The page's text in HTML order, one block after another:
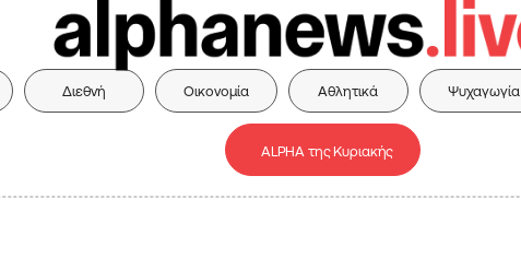
Διεθνή Οικονομία Αθλητικά Ψυχαγωγία
ALPHA της Κυριακής